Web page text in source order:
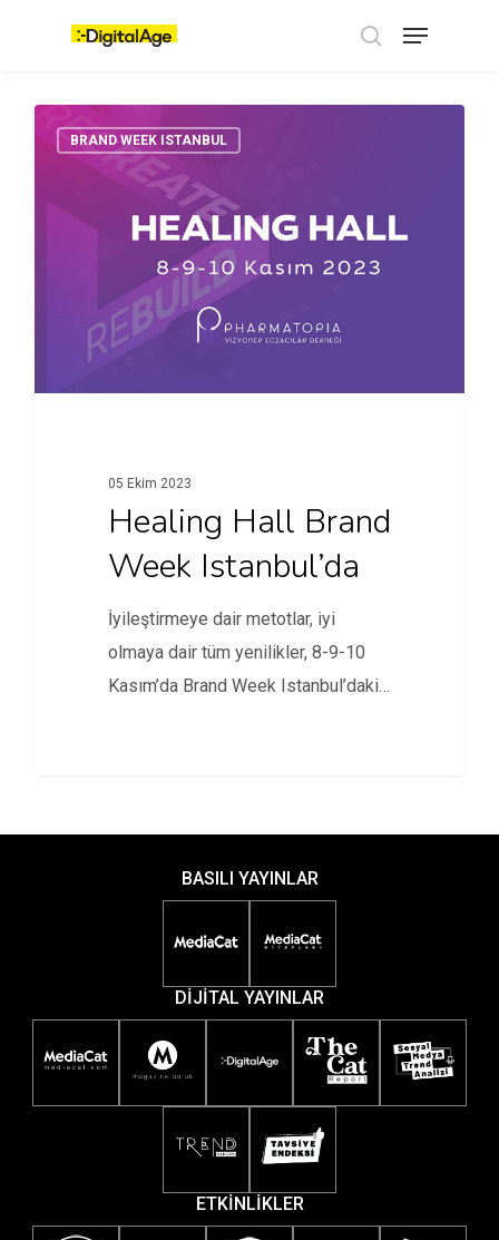
Menu
BRAND WEEK ISTANBUL
05 Ekim 2023
Healing Hall Brand
Week Istanbul’da
İyileştirmeye dair metotlar, iyi
olmaya dair tüm yenilikler, 8-9-10
Kasım’da Brand Week Istanbul’daki
BASILI YAYINLAR
DİJİTAL YAYINLAR
ETKİNLİKLER